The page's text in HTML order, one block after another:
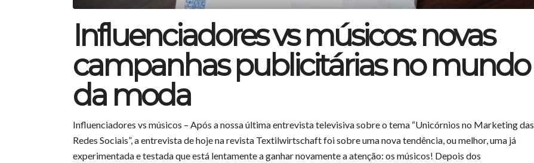
Influenciadores vs músicos: novas
campanhas publicitárias no mundo
da moda
Influenciadores vs músicos – Após a nossa última entrevista televisiva sobre o tema “Unicórnios no Marketing das
Redes Sociais”, a entrevista de hoje na revista Textilwirtschaft foi sobre uma nova tendência, ou melhor, uma já
experimentada e testada que está lentamente a ganhar novamente a atenção: os músicos! Depois dos